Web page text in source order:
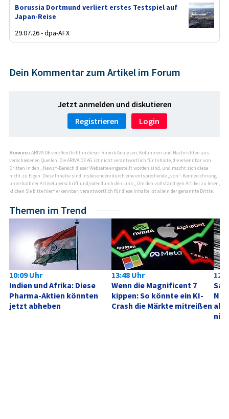
Borussia Dortmund verliert erstes Testspiel auf
Japan-Reise
29.07.26 - dpa-AFX
Dein Kommentar zum Artikel im Forum
Jetzt anmelden und diskutieren
Registrieren
Login
Hinweis:ARIVA.DE veröffentlicht in dieser Rubrik Analysen, Kolumnen und Nachrichten aus
verschiedenen Quellen. Die ARIVA.DE AG ist nicht verantwortlich für Inhalte, die erkennbar von
Dritten in den „News“-Bereich dieser Webseite eingestellt worden sind, und macht sich diese
nicht zu Eigen. Diese Inhalte sind insbesondere durch eine entsprechende „von“-Kennzeichnung
unterhalb der Artikelüberschrift und/oder durch den Link „Um den vollständigen Artikel zu lesen,
klicken Sie bitte hier.“ erkennbar; verantwortlich für diese Inhalte ist allein der genannte Dritte.
Themen im Trend
10:09 Uhr
Indien und Afrika: Diese
Pharma-Aktien könnten
jetzt abheben
13:48 Uhr
Wenn die Magnificent 7
kippen: So könnte ein KI-
Crash die Märkte mitreißen